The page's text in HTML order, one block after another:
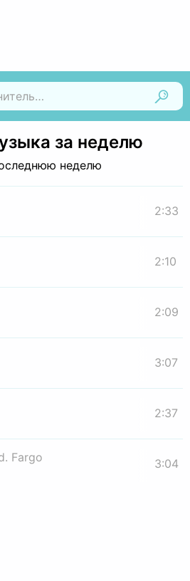
за неделю
неделю
2:33
2:10
2:09
3:07
2:37
Fargo
3:04